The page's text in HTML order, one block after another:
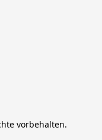
vorbehalten.